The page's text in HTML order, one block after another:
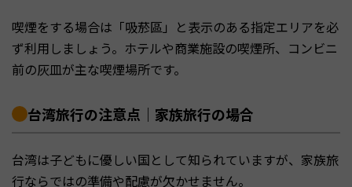
喫煙をする場合は「吸菸區」と表示のある指定エリアを必
ず利用しましょう。ホテルや商業施設の喫煙所、コンビニ
前の灰皿が主な喫煙場所です。
台湾旅行の注意点｜家族旅行の場合
台湾は子どもに優しい国として知られていますが、家族旅
行ならではの準備や配慮が欠かせません。